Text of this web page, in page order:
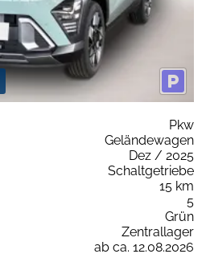
Pkw
Geländewagen
Dez / 2025
Schaltgetriebe
15 km
5
Grün
Zentrallager
ab ca. 12.08.2026